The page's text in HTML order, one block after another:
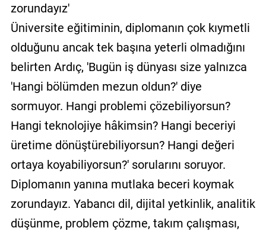
zorundayız'
Üniversite eğitiminin, diplomanın çok kıymetli
olduğunu ancak tek başına yeterli olmadığını
belirten Ardıç, 'Bugün iş dünyası size yalnızca
'Hangi bölümden mezun oldun?' diye
sormuyor. Hangi problemi çözebiliyorsun?
Hangi teknolojiye hâkimsin? Hangi beceriyi
üretime dönüştürebiliyorsun? Hangi değeri
ortaya koyabiliyorsun?' sorularını soruyor.
Diplomanın yanına mutlaka beceri koymak
zorundayız. Yabancı dil, dijital yetkinlik, analitik
düşünme, problem çözme, takım çalışması,